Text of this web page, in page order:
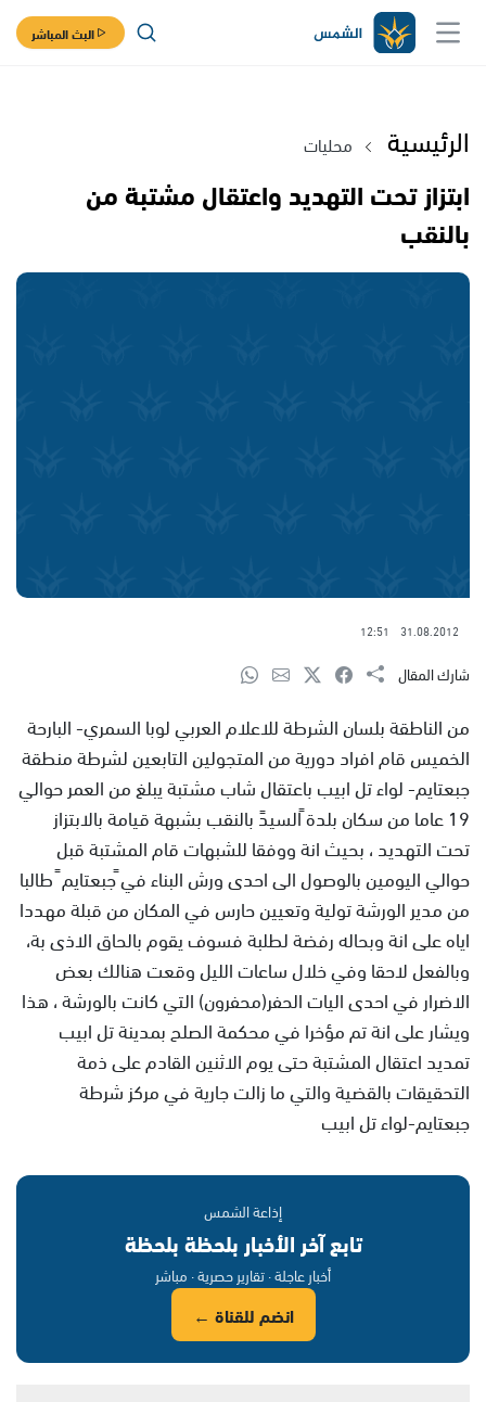
البث المباشر
الرئيسية محليات
ابتزاز تحت التهديد واعتقال مشتبة من
بالنقب
31.08.2012
12:51
شارك المقال
من الناطقة بلسان الشرطة للاعلام العربي لوبا السمري- البارحة
الخميس قام افراد دورية من المتجولين التابعين لشرطة منطقة
جبعتايم- لواء تل ابيب باعتقال شاب مشتبة يبلغ من العمر حوالي
19 عاما من سكان بلدة ًالسيدً بالنقب بشبهة قيامة بالابتزاز
تحت التهديد ، بحيث انة ووفقا للشبهات قام المشتبة قبل
حوالي اليومين بالوصول الى احدى ورش البناء في ًجبعتايم ً طالبا
من مدير الورشة تولية وتعيين حارس في المكان من قبلة مهددا
اياه على انة وبحاله رفضة لطلبة فسوف يقوم بالحاق الاذى بة،
وبالفعل لاحقا وفي خلال ساعات الليل وقعت هنالك بعض
الاضرار في احدى اليات الحفر(محفرون) التي كانت بالورشة ، هذا
ويشار على انة تم مؤخرا في محكمة الصلح بمدينة تل ابيب
تمديد اعتقال المشتبة حتى يوم الاثنين القادم على ذمة
التحقيقات بالقضية والتي ما زالت جارية في مركز شرطة
جبعتايم-لواء تل ابيب
إذاعة الشمس
تابع آخر الأخبار بلحظة بلحظة
أخبار عاجلة · تقارير حصرية · مباشر
انضم للقناة ←